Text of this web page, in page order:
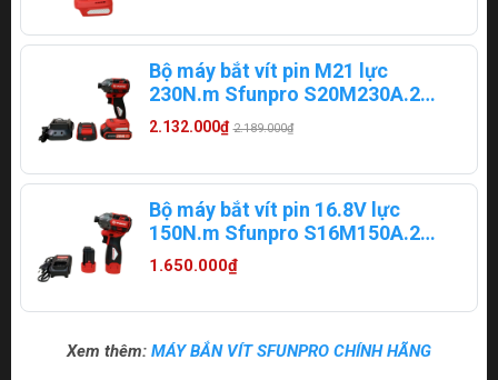
Bộ máy bắt vít pin M21 lực
230N.m Sfunpro S20M230A.2
(2 pin 2Ah, 1 sạc)
2.132.000₫ 2.189.000₫
Bộ máy bắt vít pin 16.8V lực
150N.m Sfunpro S16M150A.2
(2 pin + 1 sạc)
1.650.000₫
Xem thêm: MÁY BẮN VÍT SFUNPRO CHÍNH HÃNG